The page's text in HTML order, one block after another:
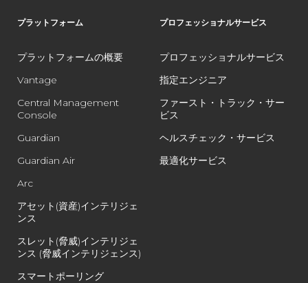
プラットフォーム
プラットフォームの概要
Vantage
Central Management
Console
Guardian
Guardian Air
Arc
アセット(資産)インテリジェ
ンス
スレット(脅威)インテリジェ
ンス (脅威インテリジェンス)
スマートポーリング
プロフェッショナルサービス
プロフェッショナルサービス
指定エンジニア
ファースト・トラック・サー
ビス
ヘルスチェック・サービス
最適化サービス